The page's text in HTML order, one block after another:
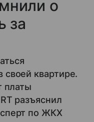
о
за
квартире.
платы
разъяснил
по ЖКХ